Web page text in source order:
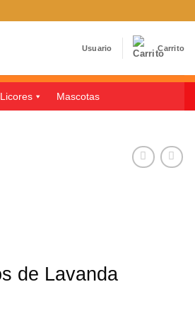
Usuario Carrito
Licores Mascotas
de Lavanda